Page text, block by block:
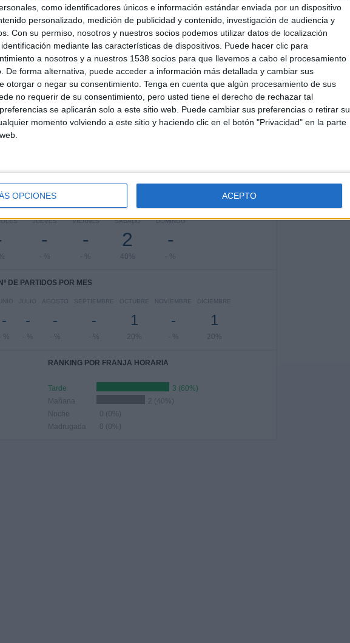
como identificadores únicos e información estándar enviada por un dispositivo
personalizado, medición de publicidad y contenido, investigación de audiencia y
Con su permiso, nosotros y nuestros socios podemos utilizar datos de localización
mediante las características de dispositivos. Puede hacer clic para
a nosotros y a nuestros 1538 socios para que llevemos a cabo el procesamiento
De forma alternativa, puede acceder a información más detallada y cambiar sus
otorgar o negar su consentimiento. Tenga en cuenta que algún procesamiento de sus
no requerir de su consentimiento, pero usted tiene el derecho de rechazar tal
se aplicarán solo a este sitio web. Puede cambiar sus preferencias o retirar su
momento volviendo a este sitio y haciendo clic en el botón "Privacidad" en la parte
OPCIONES ACEPTO
TOTAL
5
RIVALES
MÁXIMO
1
VS South
Shields
TOTAL
2
COMPETICIONES
RANKING POR COMPETICIONES
National League North
4 (80%)
FA Cup
1 (20%)
JUEVES
-
- %
VIERNES
-
- %
SÁBADO
2
40%
DOMINGO
-
- %
Nº DE PARTIDOS POR MES
-
- %
JULIO
-
- %
AGOSTO
-
- %
SEPTIEMBRE
-
- %
OCTUBRE
1
20%
NOVIEMBRE
-
- %
DICIEMBRE
1
20%
RANKING POR FRANJA HORARIA
Tarde
3 (60%)
Mañana
2 (40%)
Noche
0 (0%)
Madrugada
0 (0%)